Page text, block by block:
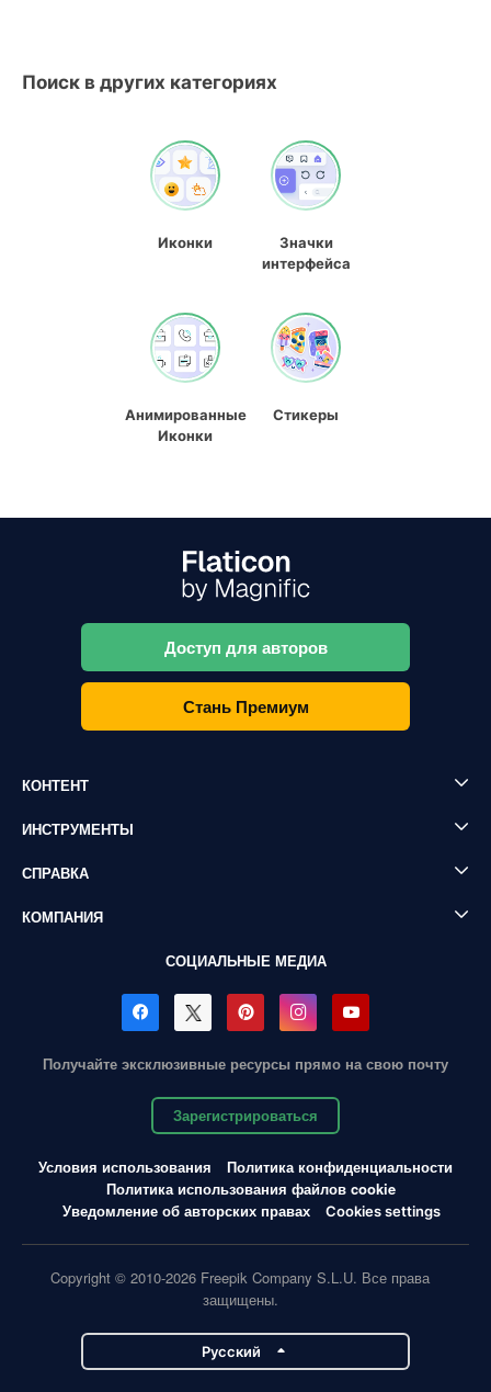
Поиск в других категориях
Иконки
Значки
интерфейса
Анимированные
Иконки
Стикеры
Доступ для авторов
Стань Премиум
КОНТЕНТ
ИНСТРУМЕНТЫ
СПРАВКА
КОМПАНИЯ
СОЦИАЛЬНЫЕ МЕДИА
Получайте эксклюзивные ресурсы прямо на свою почту
Зарегистрироваться
Условия использования
Политика конфиденциальности
Политика использования файлов cookie
Уведомление об авторских правах
Cookies settings
Copyright © 2010-2026 Freepik Company S.L.U. Все права
защищены.
Pусский